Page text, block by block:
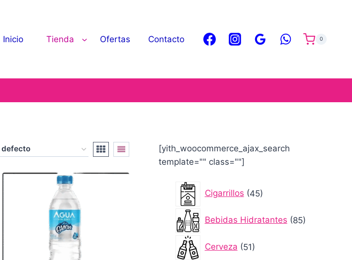
Inicio Tienda Ofertas Contacto 0
[yith_woocommerce_ajax_search
template="" class=""]
Cigarrillos 45
45
productos
Bebidas Hidratantes
85
85
productos
Cerveza
51
51
productos